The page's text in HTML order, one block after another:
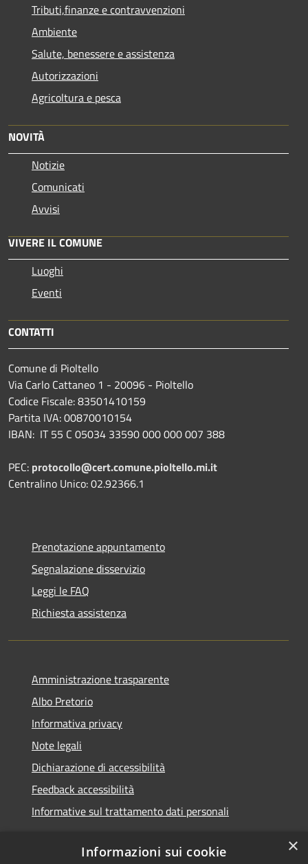
Tributi,finanze e contravvenzioni
Ambiente
Salute, benessere e assistenza
Autorizzazioni
Agricoltura e pesca
NOVITÀ
Notizie
Comunicati
Avvisi
VIVERE IL COMUNE
Luoghi
Eventi
CONTATTI
Comune di Pioltello
Via Carlo Cattaneo 1 - 20096 - Pioltello
Codice Fiscale: 83501410159
Partita IVA: 00870010154
IBAN: IT 55 C 05034 33590 000 000 007 388
PEC: protocollo@cert.comune.pioltello.mi.it
Centralino Unico: 02.92366.1
Prenotazione appuntamento
Segnalazione disservizio
Leggi le FAQ
Richiesta assistenza
Amministrazione trasparente
Albo Pretorio
Informativa privacy
Note legali
Dichiarazione di accessibilità
Feedback accessibilità
Informative sul trattamento dati personali
×
Informazioni sui cookie